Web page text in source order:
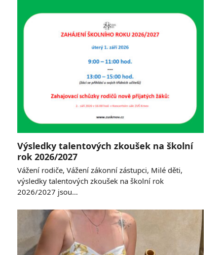
Výsledky talentových zkoušek na školní
rok 2026/2027
Vážení rodiče, Vážení zákonní zástupci, Milé děti,
výsledky talentových zkoušek na školní rok
2026/2027 jsou…